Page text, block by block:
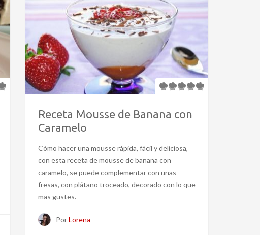
Receta Mousse de Banana con
Caramelo
Cómo hacer una mousse rápida, fácil y deliciosa,
con esta receta de mousse de banana con
caramelo, se puede complementar con unas
fresas, con plátano troceado, decorado con lo que
mas gustes.
PorLorena